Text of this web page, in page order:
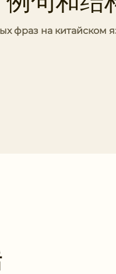
фраз на китайском